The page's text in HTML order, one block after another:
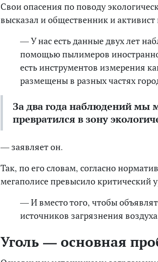
Свои опасения по поводу
высказал и общественник и
— У нас есть данные двух лет
помощью пылимеров
есть инструментов измерения
размещены в разных частях
За два года наблюдений мы
превратился в зону
— заявляет он.
Так, по его словам, согласно
мегаполисе превысило критический
— И вместо того, чтобы
источников загрязнения
Уголь — основная